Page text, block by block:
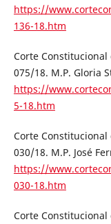
https://
136-18.htm
Corte Constitucional
075/18. M.P. Gloria
https://
5-18.htm
Corte Constitucional
030/18. M.P. José
https://
030-18.htm
Corte Constitucional